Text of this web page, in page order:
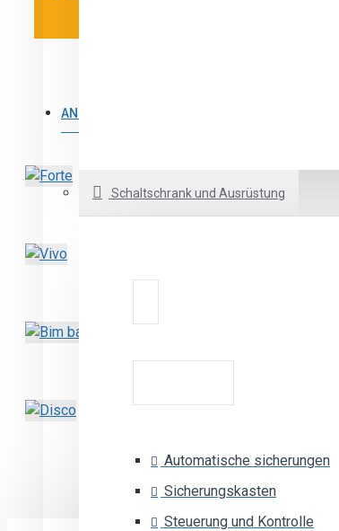
Schaltschrank und Ausrüstung
Automatische sicherungen
Sicherungskasten
Steuerung und Kontrolle
ANDERE PRODUKTE
Forte
Vivo
Bim bam 8V
36,60€